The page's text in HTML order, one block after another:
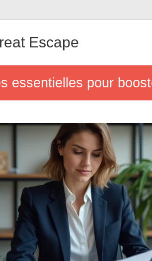
Escape
essentielles pour